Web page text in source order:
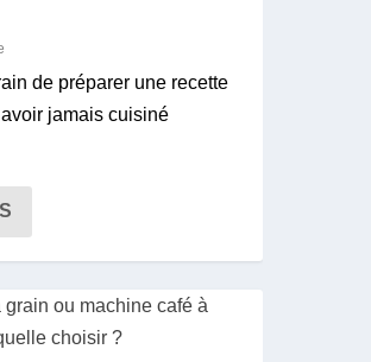
de préparer une recette
jamais cuisiné